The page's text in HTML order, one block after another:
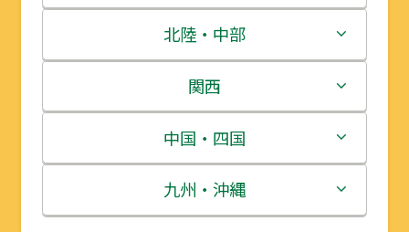
青森県
岩手県
宮城県
秋田県
茨城県
栃木県
群馬県
埼玉県
北陸・中部
新潟県
富山県
石川県
関西
三重県
滋賀県
中国・四国
鳥取県
九州・沖縄